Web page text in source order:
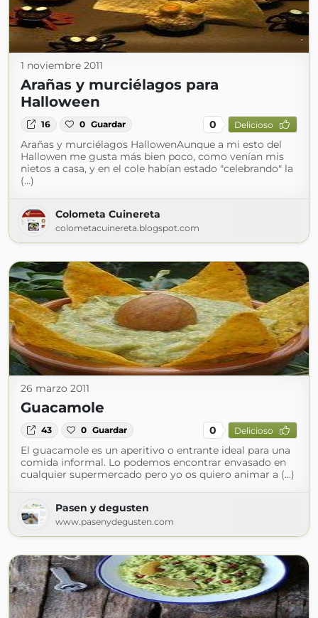
1 noviembre 2011
Arañas y murciélagos para
Halloween
16 0 Guardar 0 Delicioso
Arañas y murciélagos HallowenAunque a mi esto del
Hallowen me gusta más bien poco, como venían mis
nietos a casa, y en el cole habían estado "celebrando" la
(...)
Colometa Cuinereta
colometacuinereta.blogspot.com
26 marzo 2011
Guacamole
43 0 Guardar 0 Delicioso
El guacamole es un aperitivo o entrante ideal para una
comida informal. Lo podemos encontrar envasado en
cualquier supermercado pero yo os quiero animar a (...)
Pasen y degusten
www.pasenydegusten.com